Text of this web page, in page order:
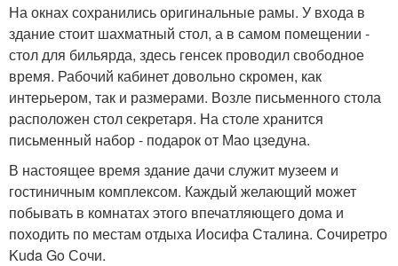
На окнах сохранились оригинальные рамы. У входа в
здание стоит шахматный стол, а в самом помещении -
стол для бильярда, здесь генсек проводил свободное
время. Рабочий кабинет довольно скромен, как
интерьером, так и размерами. Возле письменного стола
расположен стол секретаря. На столе хранится
письменный набор - подарок от Мао цзедуна.
В настоящее время здание дачи служит музеем и
гостиничным комплексом. Каждый желающий может
побывать в комнатах этого впечатляющего дома и
походить по местам отдыха Иосифа Сталина. Сочиретро
Kuda Go Сочи.